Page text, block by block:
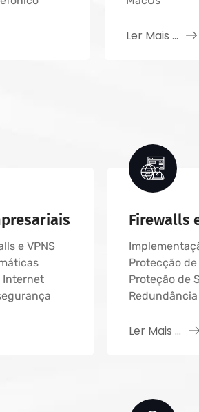
Ler Mais ...
e VPNS
Internet
Firewalls
Protecção
Proteção de
Ler Mais ...